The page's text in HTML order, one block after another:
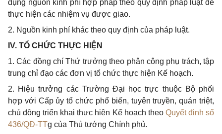
dụng nguồn kinh phí hợp pháp theo quy định pháp luật để
thực hiện các nhiệm vụ được giao.
2. Nguồn kinh phí khác theo quy định của pháp luật.
IV. TỔ CHỨC THỰC HIỆN
1. Các đồng chí Thứ trưởng theo phân công phụ trách, tập
trung chỉ đạo các đơn vị tổ chức thực hiện Kế hoạch.
2. Hiệu trưởng các Trường Đại học trực thuộc Bộ phối
hợp với Cấp ủy tổchức phổ biến, tuyên truyền, quán triệt,
chủ động triển khai thực hiện Kế hoạch theo Quyết định số
436/QĐ-TTg của Thủ tướng Chính phủ.